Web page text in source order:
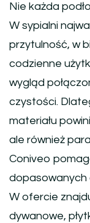
Nie każda
W sypialni
przytulność, w
codzienne
wygląd
czystości.
materiału
ale również
Coniveo
dopasowanych
W ofercie
dywanowe,